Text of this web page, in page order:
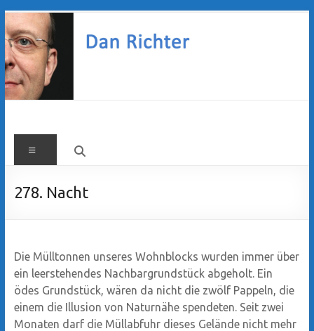
Zum
Inhalt
springen
Dan
Richter
Menü
278. Nacht
Die Mülltonnen unseres Wohnblocks wurden immer über
ein leerstehendes Nachbargrundstück abgeholt. Ein
ödes Grundstück, wären da nicht die zwölf Pappeln, die
einem die Illusion von Naturnähe spendeten. Seit zwei
Monaten darf die Müllabfuhr dieses Gelände nicht mehr